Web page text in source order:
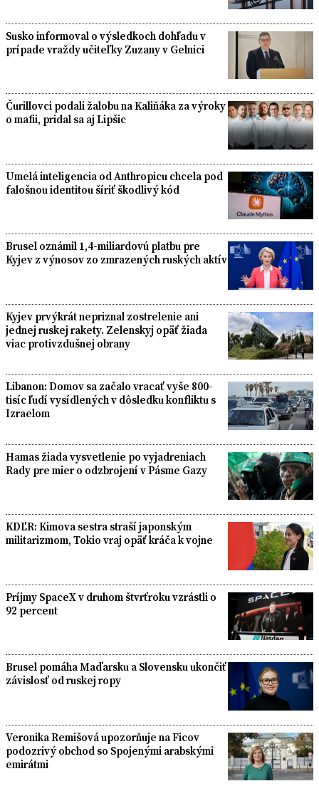
Susko informoval o výsledkoch dohľadu v
prípade vraždy učiteľky Zuzany v Gelnici
Čurillovci podali žalobu na Kaliňáka za výroky
o mafii, pridal sa aj Lipšic
Umelá inteligencia od Anthropicu chcela pod
falošnou identitou šíriť škodlivý kód
Brusel oznámil 1,4-miliardovú platbu pre
Kyjev z výnosov zo zmrazených ruských aktív
Kyjev prvýkrát nepriznal zostrelenie ani
jednej ruskej rakety. Zelenskyj opäť žiada
viac protivzdušnej obrany
Libanon: Domov sa začalo vracať vyše 800-
tisíc ľudí vysídlených v dôsledku konfliktu s
Izraelom
Hamas žiada vysvetlenie po vyjadreniach
Rady pre mier o odzbrojení v Pásme Gazy
KDĽR: Kimova sestra straší japonským
militarizmom, Tokio vraj opäť kráča k vojne
Príjmy SpaceX v druhom štvrťroku vzrástli o
92 percent
Brusel pomáha Maďarsku a Slovensku ukončiť
závislosť od ruskej ropy
Veronika Remišová upozorňuje na Ficov
podozrivý obchod so Spojenými arabskými
emirátmi